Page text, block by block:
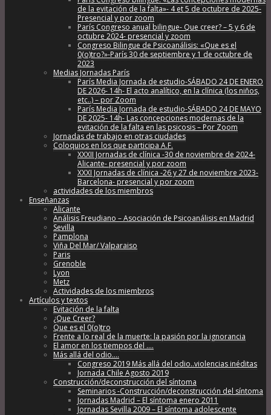
de la evitación de la falta»- 4 et 5 de octubre de 2025-
Presencial y por zoom
París Congreso anual bilingue- Que creer? – 5 y 6 de
octubre 2024- presencial y zoom
Congreso Bilingue de Psicoanálisis: «Que es el
0(o)tro?»-París 30 de septiembre y 1 de octubre de
2023
Medias Jornadas París
París Media Jornada de estudio-SÁBADO 24 DE ENERO
DE 2026- 14h- El acto analítico, en la clínica (los niños,
etc..) – por Zoom
París Media Jornada de estudio-SÁBADO 24 DE MAYO
DE 2025- 14h- Las concepciones modernas de la
evitación de la falta en las psicosis – Por Zoom
Jornadas de trabajo en otras ciudades
Coloquios en los que participa A.F.
XXXII Jornadas de clínica -30 de noviembre de 2024-
Alicante- presencial y por zoom
XXXI Jornadas de clínica -26 y 27 de noviembre 2023-
Barcelona- presencial y por zoom
actividades de los miembros
Enseñanzas
Alicante
Análisis Freudiano – Asociación de Psicoanálisis en Madrid
Sevilla
Pamplona
Viña Del Mar/ Valparaiso
Paris
Grenoble
Lyon
Metz
Actividades de los miembros
Artículos y textos
Evitación de la falta
¿Que Creer?
Que es el 0(o)tro
Frente a lo real de la muerte: la pasión por la ignorancia
El amor en los tiempos del ….
Más allá del odio….
Congreso 2019 Más allá del odio..violencias inéditas
Jornada Chile Agosto 2019
Construcción/deconstrucción del síntoma
Seminarios -Construcción/deconstrucción del síntoma
Jornadas Madrid – El síntoma enero 2011
Jornadas Sevilla 2009 – El síntoma adolescente